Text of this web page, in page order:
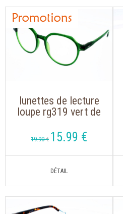
lunettes de lecture
loupe rg319 vert de
19.90 € 15.99 €